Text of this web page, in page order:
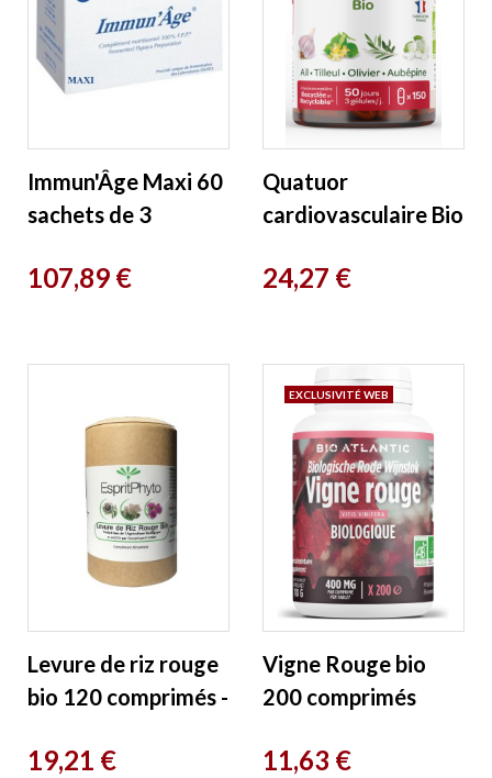
Immun'Âge Maxi 60
sachets de 3
Prix
107,89 €
Quatuor
cardiovasculaire Bio
Aubépine 150
Prix
24,27 €
Levure de riz rouge
bio 120 comprimés -
Esprit Phyto
Prix
19,21 €
Vigne Rouge bio
200 comprimés
Prix
11,63 €
EXCLUSIVITÉ WEB